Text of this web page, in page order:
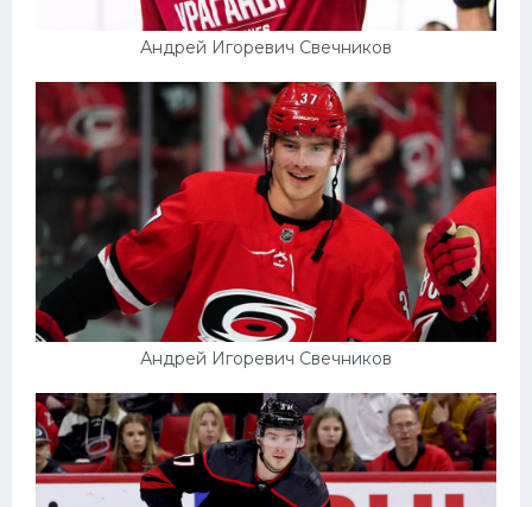
Андрей Игоревич Свечников
Андрей Игоревич Свечников